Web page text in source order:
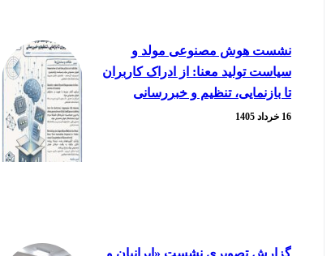
نشست هوش مصنوعی مولد و
سیاست تولید معنا: از ادراک کاربران
تا بازنمایی، تنظیم و خبررسانی
16 خرداد 1405